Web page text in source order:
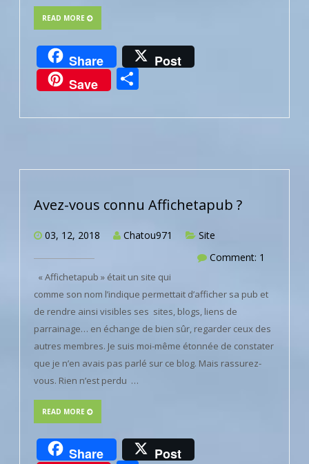
READ MORE
Share
Post
Save
Avez-vous connu Affichetapub ?
03, 12, 2018 Chatou971
Site
Comment: 1
« Affichetapub » était un site qui
comme son nom l’indique permettait d’afficher sa pub et
de rendre ainsi visibles ses sites, blogs, liens de
parrainage… en échange de bien sûr, regarder ceux des
autres membres. Je suis moi-même étonnée de constater
que je n’en avais pas parlé sur ce blog. Mais rassurez-
vous. Rien n’est perdu …
READ MORE
Share
Post